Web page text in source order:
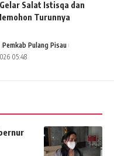
Salat Istisqa dan
Turunnya
Pemkab Pulang Pisau
05:48